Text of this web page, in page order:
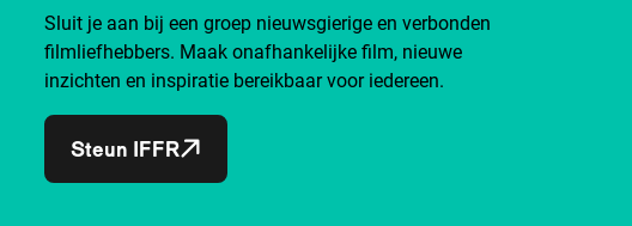
Sluit je aan bij een groep nieuwsgierige en verbonden
filmliefhebbers. Maak onafhankelijke film, nieuwe
inzichten en inspiratie bereikbaar voor iedereen.
Steun IFFR